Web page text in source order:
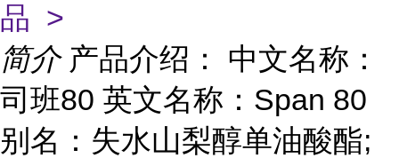
品 >
简介 产品介绍： 中文名称：
司班80 英文名称：Span 80
别名：失水山梨醇单油酸酯;